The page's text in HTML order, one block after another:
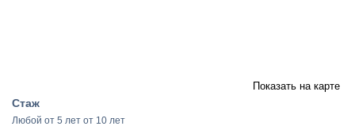
Показать на карте
Стаж
Любой от 5 лет от 10 лет